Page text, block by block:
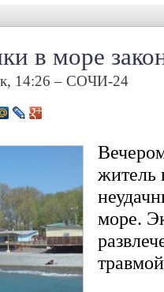
в море
14:26 – СОЧИ-24
житель
море.